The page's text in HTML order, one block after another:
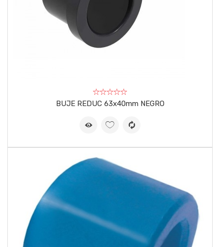
BUJE REDUC 63x40mm NEGRO